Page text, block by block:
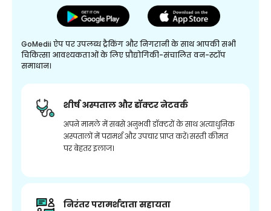
GoMedii ऐप पर उपलब्ध ट्रैकिंग और निगरानी के साथ आपकी सभी
चिकित्सा आवश्यकताओं के लिए प्रौद्योगिकी-संचालित वन-स्टॉप
समाधान।
शीर्ष अस्पताल और डॉक्टर नेटवर्क
अपने मामले में सबसे अनुभवी डॉक्टरों के साथ अत्याधुनिक
अस्पतालों में परामर्श और उपचार प्राप्त करें। सस्ती कीमत
पर बेहतर इलाज।
निरंतर परामर्शदाता सहायता